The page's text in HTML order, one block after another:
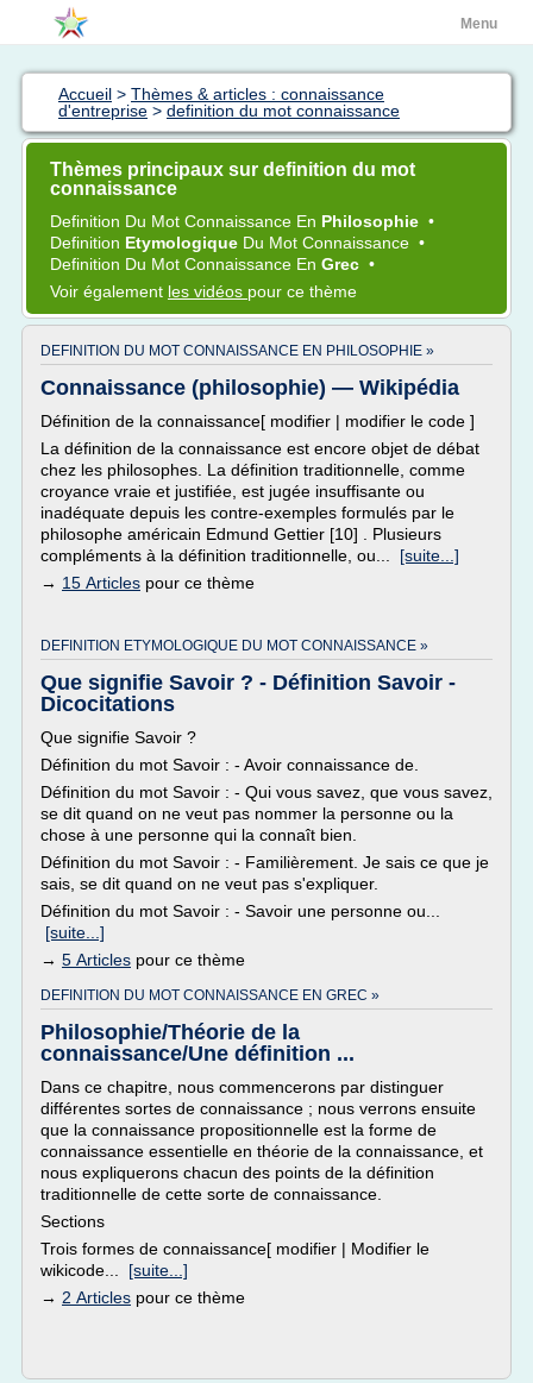
Menu
Accueil > Thèmes & articles : connaissance
d'entreprise > definition du mot connaissance
Thèmes principaux sur definition du mot
connaissance
Definition Du Mot Connaissance En Philosophie •
Definition Etymologique Du Mot Connaissance •
Definition Du Mot Connaissance En Grec •
Voir également les vidéos pour ce thème
DEFINITION DU MOT CONNAISSANCE EN PHILOSOPHIE »
Connaissance (philosophie) — Wikipédia
Définition de la connaissance[ modifier | modifier le code ]
La définition de la connaissance est encore objet de débat
chez les philosophes. La définition traditionnelle, comme
croyance vraie et justifiée, est jugée insuffisante ou
inadéquate depuis les contre-exemples formulés par le
philosophe américain Edmund Gettier [10] . Plusieurs
compléments à la définition traditionnelle, ou... [suite...]
→ 15 Articles pour ce thème
DEFINITION ETYMOLOGIQUE DU MOT CONNAISSANCE »
Que signifie Savoir ? - Définition Savoir -
Dicocitations
Que signifie Savoir ?
Définition du mot Savoir : - Avoir connaissance de.
Définition du mot Savoir : - Qui vous savez, que vous savez,
se dit quand on ne veut pas nommer la personne ou la
chose à une personne qui la connaît bien.
Définition du mot Savoir : - Familièrement. Je sais ce que je
sais, se dit quand on ne veut pas s'expliquer.
Définition du mot Savoir : - Savoir une personne ou...
[suite...]
→ 5 Articles pour ce thème
DEFINITION DU MOT CONNAISSANCE EN GREC »
Philosophie/Théorie de la
connaissance/Une définition ...
Dans ce chapitre, nous commencerons par distinguer
différentes sortes de connaissance ; nous verrons ensuite
que la connaissance propositionnelle est la forme de
connaissance essentielle en théorie de la connaissance, et
nous expliquerons chacun des points de la définition
traditionnelle de cette sorte de connaissance.
Sections
Trois formes de connaissance[ modifier | Modifier le
wikicode... [suite...]
→ 2 Articles pour ce thème